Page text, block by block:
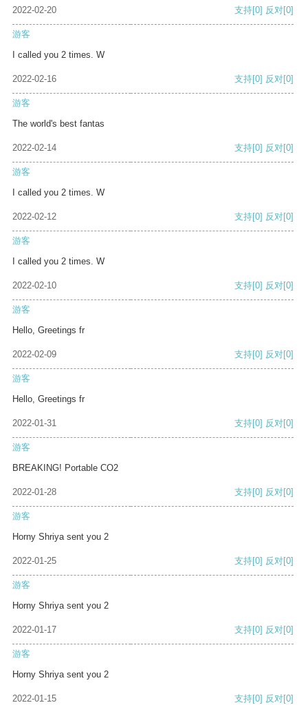
2022-02-20 支持[0] 反对[0]
游客
I called you 2 times. W
2022-02-16 支持[0] 反对[0]
游客
The world's best fantas
2022-02-14 支持[0] 反对[0]
游客
I called you 2 times. W
2022-02-12 支持[0] 反对[0]
游客
I called you 2 times. W
2022-02-10 支持[0] 反对[0]
游客
Hello, Greetings fr
2022-02-09 支持[0] 反对[0]
游客
Hello, Greetings fr
2022-01-31 支持[0] 反对[0]
游客
BREAKING! Portable CO2
2022-01-28 支持[0] 反对[0]
游客
Horny Shriya sent you 2
2022-01-25 支持[0] 反对[0]
游客
Horny Shriya sent you 2
2022-01-17 支持[0] 反对[0]
游客
Horny Shriya sent you 2
2022-01-15 支持[0] 反对[0]